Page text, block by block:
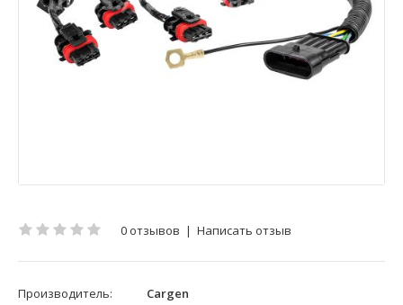
0 отзывов | Написать отзыв
Производитель:
Cargen